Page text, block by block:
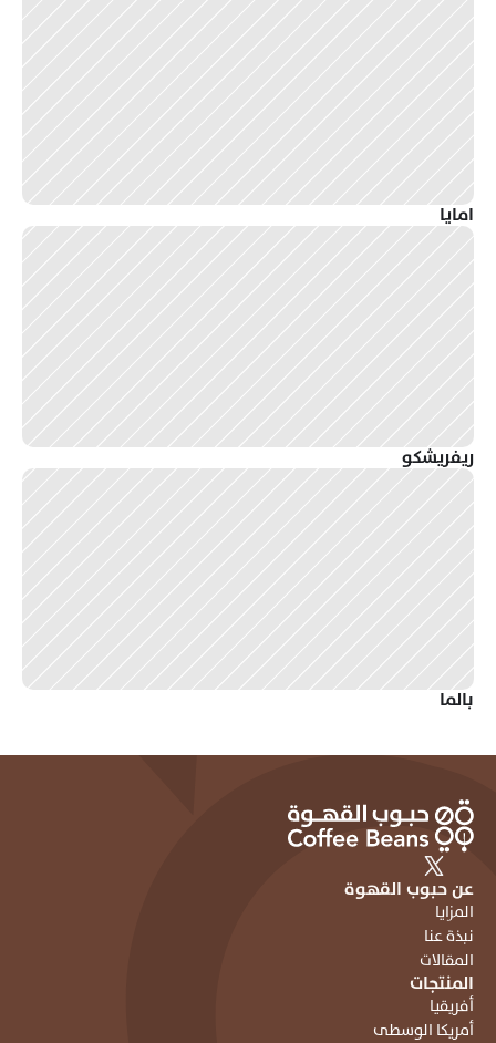
امايا
ريفريشكو
بالما
المنتجات
أفريقيا
أمريكا الوسطى
عن حبوب القهوة
المزايا
نبذة عنا
المقالات